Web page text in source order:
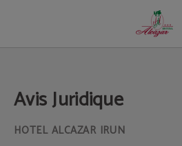
Avis Juridique